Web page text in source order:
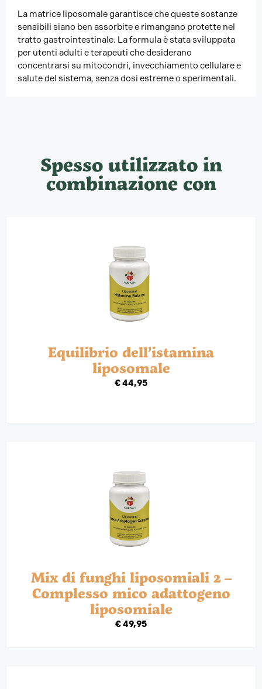
La matrice liposomale garantisce che queste sostanze
sensibili siano ben assorbite e rimangano protette nel
tratto gastrointestinale. La formula è stata sviluppata
per utenti adulti e terapeuti che desiderano
concentrarsi su mitocondri, invecchiamento cellulare e
salute del sistema, senza dosi estreme o sperimentali.
Spesso utilizzato in
combinazione con
Equilibrio dell’istamina
liposomale
€44,95
Mix di funghi liposomiali 2 –
Complesso mico adattogeno
liposomiale
€49,95